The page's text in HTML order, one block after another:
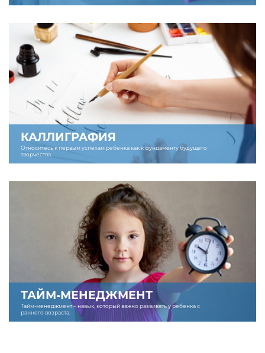
КАЛЛИГРАФИЯ
Относитесь к первым успехам ребенка как к фундаменту будущего
творчества.
ТАЙМ-МЕНЕДЖМЕНТ
Тайм-менеджмент – навык, который важно развивать у ребенка с
раннего возраста.